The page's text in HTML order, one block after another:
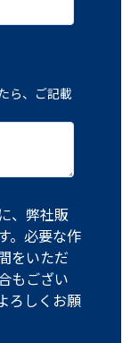
ら、ご記載
、弊社販
。必要な作
をいただ
もござい
ろしくお願